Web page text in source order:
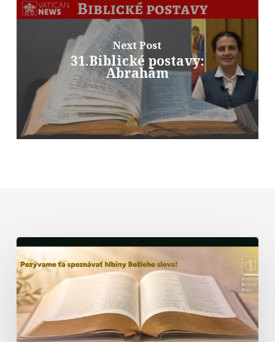
Next Post
31.Biblické postavy:
Abrahám
Biblická
formácia
–
prednáška